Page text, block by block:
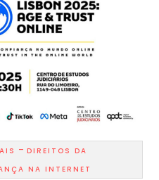
- DIREITOS DA
NA INTERNET